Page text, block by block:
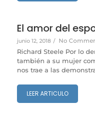
El amor del
junio 12, 2018 / No
Richard Steele Por lo
también a su mujer
nos trae a las
LEER ARTICULO